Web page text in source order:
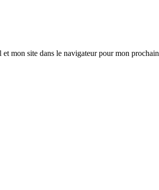
mon site dans le navigateur pour mon